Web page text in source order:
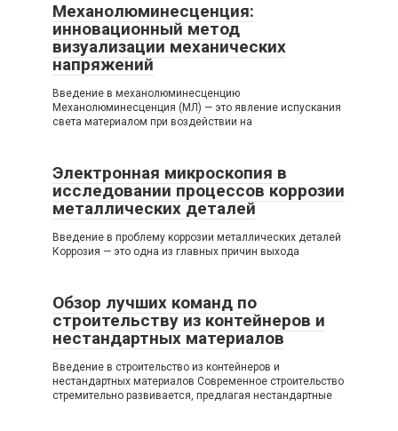
Механолюминесценция:
инновационный метод
визуализации механических
напряжений
Введение в механолюминесценцию
Механолюминесценция (МЛ) — это явление испускания
света материалом при воздействии на
Электронная микроскопия в
исследовании процессов коррозии
металлических деталей
Введение в проблему коррозии металлических деталей
Коррозия — это одна из главных причин выхода
Обзор лучших команд по
строительству из контейнеров и
нестандартных материалов
Введение в строительство из контейнеров и
нестандартных материалов Современное строительство
стремительно развивается, предлагая нестандартные